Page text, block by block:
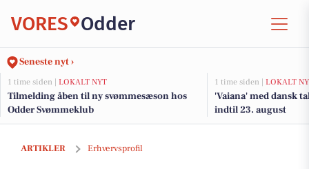
VORES Odder
Seneste nyt ›
1 time siden | LOKALT NYT
Tilmelding åben til ny svømmesæson hos
Odder Svømmeklub
1 time siden | LOKALT
'Vaiana' med dansk
indtil 23. august
ARTIKLER Erhvervsprofil
Oplevelsen af en hyggelig jul: Pynt op med Midtjysk Blomstermarked